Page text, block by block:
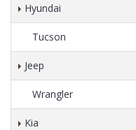
Hyundai
Tucson
Jeep
Wrangler
Kia